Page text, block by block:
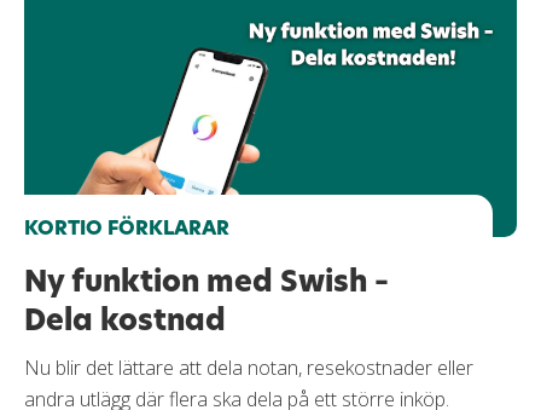
KORTIO FÖRKLARAR
Ny funktion med Swish –
Dela kostnad
Nu blir det lättare att dela notan, resekostnader eller
andra utlägg där flera ska dela på ett större inköp.